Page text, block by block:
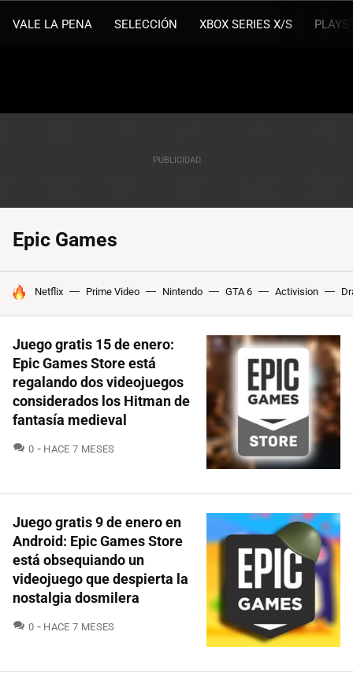
VALE LA PENA SELECCIÓN XBOX SERIES X/S
Epic Games
HOY SE HABLA DE
Netflix Prime Video Nintendo GTA 6 Activision
Juego gratis 15 de enero:
Epic Games Store está
regalando dos videojuegos
considerados los Hitman de
fantasía medieval
0 COMENTARIOS
HACE 7 MESES
Juego gratis 9 de enero en
Android: Epic Games Store
está obsequiando un
videojuego que despierta la
nostalgia dosmilera
0 COMENTARIOS
HACE 7 MESES